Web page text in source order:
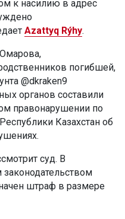
к насилию в адрес
Azattyq Rýhy.
погибшей,
@dkraken9
органов составили
правонарушении по
Казахстан об
суд. В
штраф в размере